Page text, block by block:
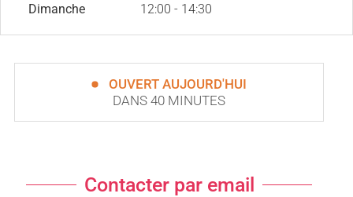
Dimanche 12:00 - 14:30
OUVERT AUJOURD'HUI
DANS 40 MINUTES
Contacter par email